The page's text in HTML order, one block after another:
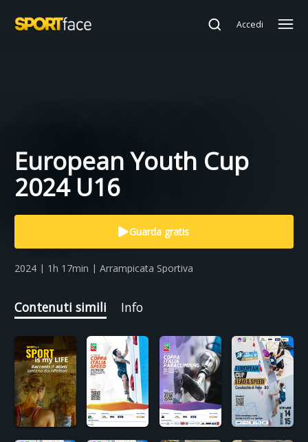
Accedi
European Youth Cup
2024 U16
Guarda gratis
2024 | 1h 17min | Arrampicata Sportiva
Contenuti simili Info